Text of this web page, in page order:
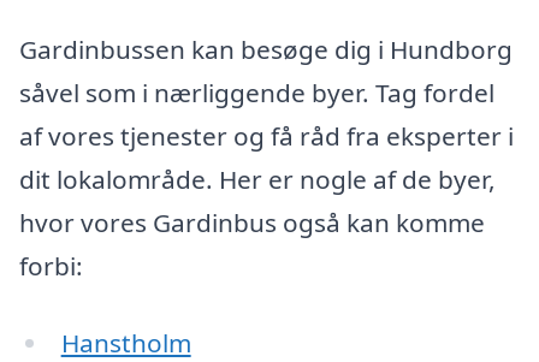
Gardinbussen kan besøge dig i Hundborg
såvel som i nærliggende byer. Tag fordel
af vores tjenester og få råd fra eksperter i
dit lokalområde. Her er nogle af de byer,
hvor vores Gardinbus også kan komme
forbi:
Hanstholm